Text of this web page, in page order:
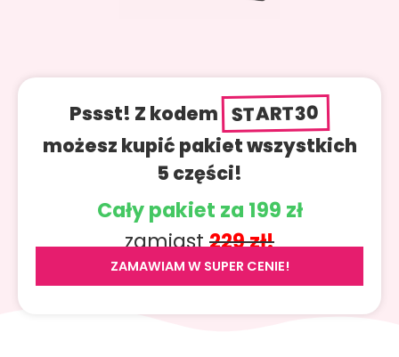
Pssst! Z kodem START30
możesz kupić pakiet wszystkich
5 części!
Cały pakiet za 199 zł
zamiast229 zł!
ZAMAWIAM W SUPER CENIE!